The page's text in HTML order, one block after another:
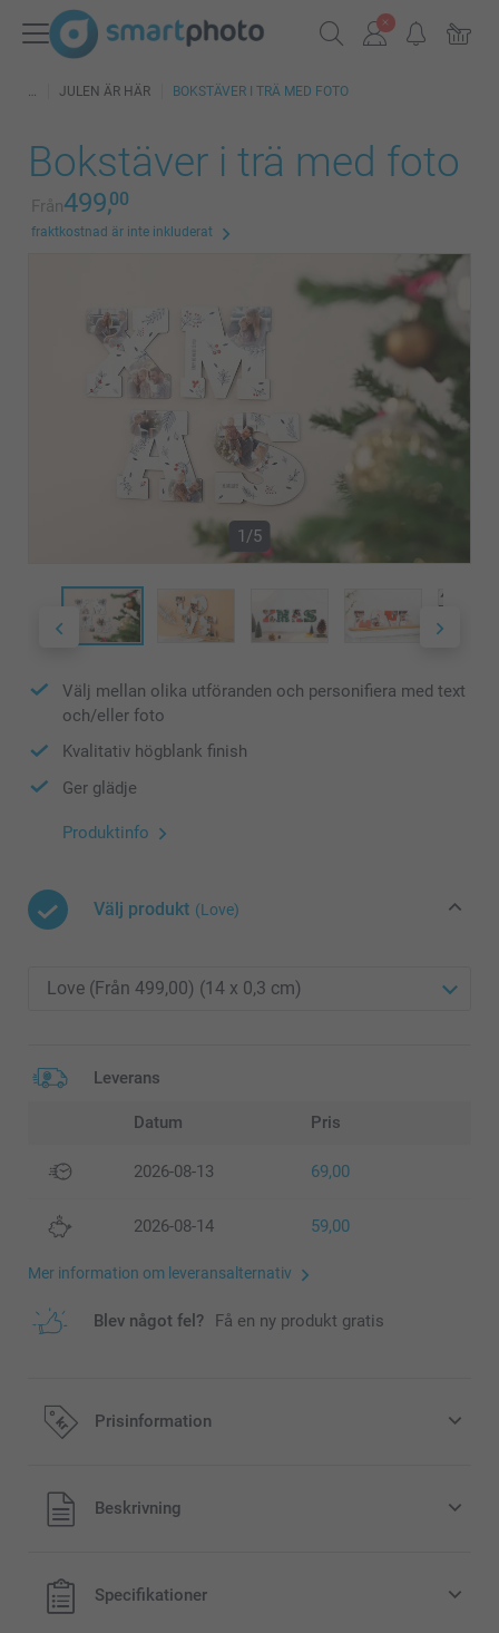
JULEN ÄR HÄR BOKSTÄVER I TRÄ MED FOTO
Bokstäver i trä med foto
Från499,00
fraktkostnad är inte inkluderat
1/5
Välj mellan olika utföranden och personifiera med text
och/eller foto
Kvalitativ högblank finish
Ger glädje
Produktinfo
Välj produkt (Love)
Leverans
Datum Pris
2026-08-13 69,00
2026-08-14 59,00
Mer information om leveransalternativ
Blev något fel? Få en ny produkt gratis
Prisinformation
Alla priser är i svenska kronor (SEK), inklusive moms och
exklusive porto.
Beskrivning
Specifikationer